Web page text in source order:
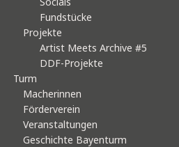
Fundstücke
Projekte
Artist Meets Archive #5
DDF-Projekte
Turm
Macherinnen
Förderverein
Veranstaltungen
Geschichte Bayenturm